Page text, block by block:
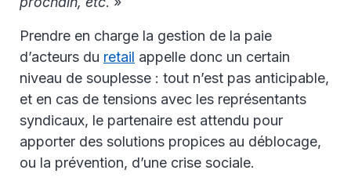
Prendre en charge la gestion de la paie
d’acteurs du retail appelle donc un certain
niveau de souplesse : tout n’est pas anticipable,
et en cas de tensions avec les représentants
syndicaux, le partenaire est attendu pour
apporter des solutions propices au déblocage,
ou la prévention, d’une crise sociale.